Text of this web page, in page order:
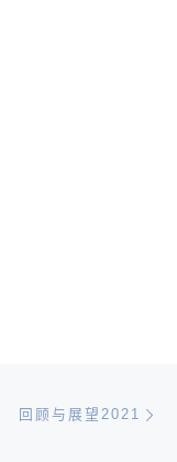
回顾与展望2021